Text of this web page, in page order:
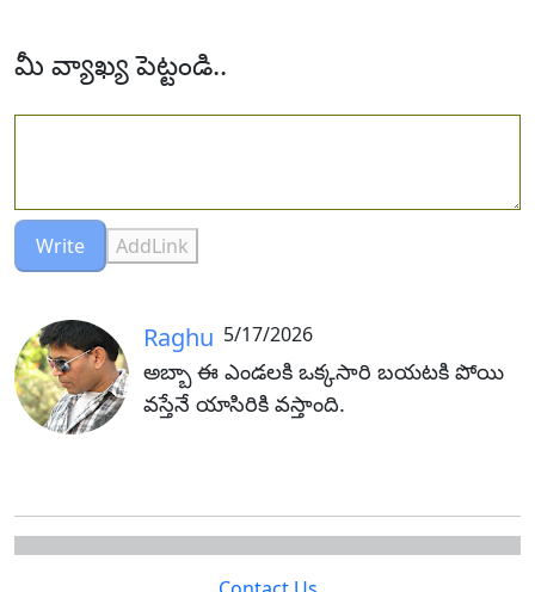
మీ వ్యాఖ్య పెట్టండి..
Write AddLink
Raghu 5/17/2026
అబ్బా ఈ ఎండలకి ఒక్కసారి బయటకి పోయి
వస్తేనే యాసిరికి వస్తాంది.